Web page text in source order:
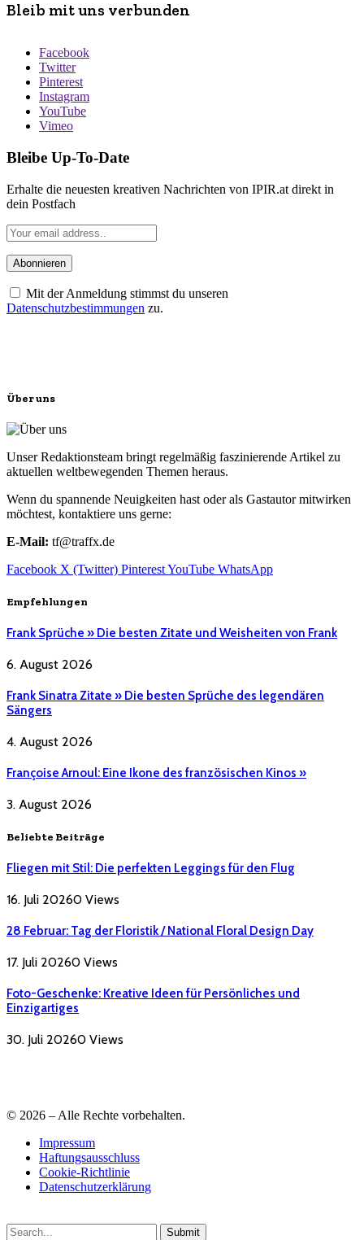
Bleib mit uns verbunden
Facebook
Twitter
Pinterest
Instagram
YouTube
Vimeo
Bleibe Up-To-Date
Erhalte die neuesten kreativen Nachrichten von IPIR.at direkt in
dein Postfach
Mit der Anmeldung stimmst du unseren
Datenschutzbestimmungen zu.
Über uns
Unser Redaktionsteam bringt regelmäßig faszinierende Artikel zu
aktuellen weltbewegenden Themen heraus.
Wenn du spannende Neuigkeiten hast oder als Gastautor mitwirken
möchtest, kontaktiere uns gerne:
E-Mail: tf@traffx.de
Facebook X (Twitter) PinterestYouTube WhatsApp
Empfehlungen
Frank Sprüche » Die besten Zitate und Weisheiten von Frank
6. August 2026
Frank Sinatra Zitate » Die besten Sprüche des legendären
Sängers
4. August 2026
Françoise Arnoul: Eine Ikone des französischen Kinos »
3. August 2026
Beliebte Beiträge
Fliegen mit Stil: Die perfekten Leggings für den Flug
16. Juli 20260 Views
28 Februar: Tag der Floristik / National Floral Design Day
17. Juli 20260 Views
Foto-Geschenke: Kreative Ideen für Persönliches und
Einzigartiges
30. Juli 20260 Views
© 2026 – Alle Rechte vorbehalten.
Impressum
Haftungsausschluss
Cookie-Richtlinie
Datenschutzerklärung
Submit